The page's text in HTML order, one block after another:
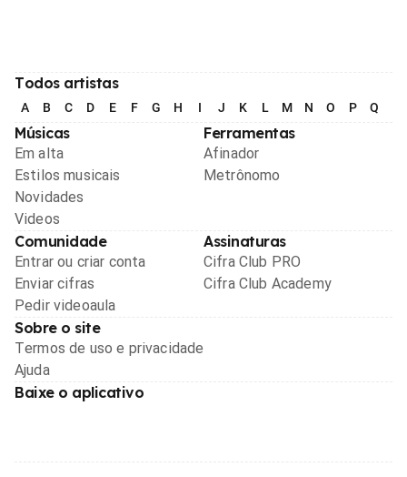
Todos artistas
A B C D E F G H I J K L M N O P Q
Músicas
Em alta
Estilos musicais
Novidades
Videos
Ferramentas
Afinador
Metrônomo
Comunidade
Entrar ou criar conta
Enviar cifras
Pedir videoaula
Assinaturas
Cifra Club PRO
Cifra Club Academy
Sobre o site
Termos de uso e privacidade
Ajuda
Baixe o aplicativo